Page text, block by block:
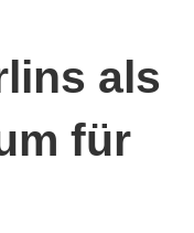
als
für